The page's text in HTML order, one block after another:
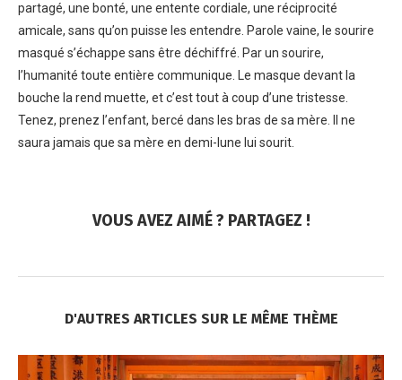
partagé, une bonté, une entente cordiale, une réciprocité
amicale, sans qu’on puisse les entendre. Parole vaine, le sourire
masqué s’échappe sans être déchiffré. Par un sourire,
l’humanité toute entière communique. Le masque devant la
bouche la rend muette, et c’est tout à coup d’une tristesse.
Tenez, prenez l’enfant, bercé dans les bras de sa mère. Il ne
saura jamais que sa mère en demi-lune lui sourit.
VOUS AVEZ AIMÉ ? PARTAGEZ !
D'AUTRES ARTICLES SUR LE MÊME THÈME